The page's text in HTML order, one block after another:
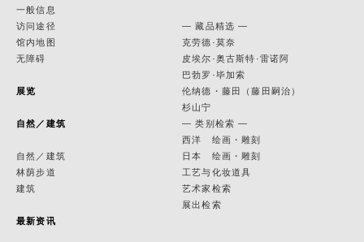
一般信息
访问途径
馆内地图
无障碍
展览
自然／建筑
自然／建筑
林荫步道
建筑
最新资讯
— 藏品精选 —
克劳德·莫奈
皮埃尔·奥古斯特·雷诺阿
巴勃罗·毕加索
伦纳德・藤田（藤田嗣治）
杉山宁
— 类别检索 —
西洋 绘画・雕刻
日本 绘画・雕刻
工艺与化妆道具
艺术家检索
展出检索